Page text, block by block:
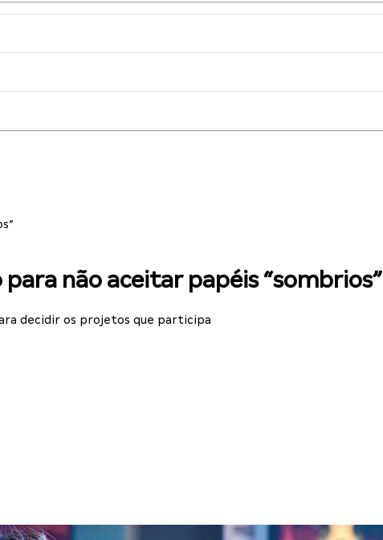
não aceitar papéis “sombrios”
decidir os projetos que participa